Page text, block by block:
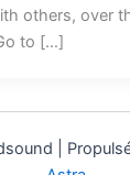
others, over
to […]
|